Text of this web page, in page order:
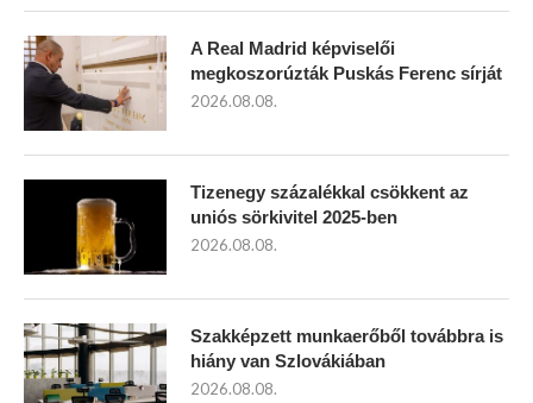
A Real Madrid képviselői
megkoszorúzták Puskás Ferenc sírját
2026.08.08.
Tizenegy százalékkal csökkent az
uniós sörkivitel 2025-ben
2026.08.08.
Szakképzett munkaerőből továbbra is
hiány van Szlovákiában
2026.08.08.